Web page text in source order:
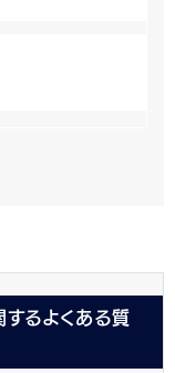
するよくある質